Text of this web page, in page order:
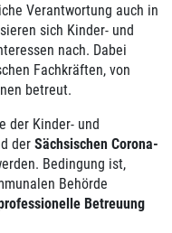
Verantwortung auch in
sich Kinder- und
nach. Dabei
Fachkräften, von
betreut.
der Kinder- und
der Sächsischen Corona-
Bedingung ist,
Behörde
Betreuung